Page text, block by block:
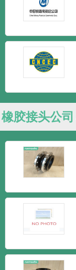
橡胶接头公司
新闻